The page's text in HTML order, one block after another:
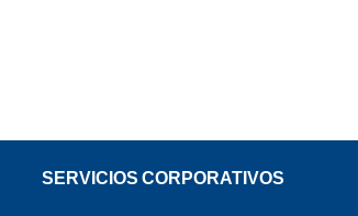
SERVICIOS CORPORATIVOS